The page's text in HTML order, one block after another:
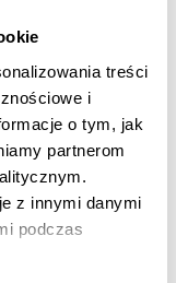
treści
i
o tym, jak
partnerom
z innymi danymi
podczas
testu
zawsze są w
– zwłaszcza
silne
do rozwoju.